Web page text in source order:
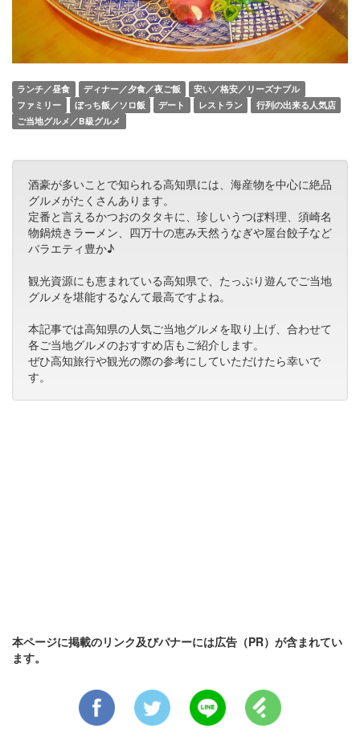
ランチ／昼食 ディナー／夕食／夜ご飯
安い／格安／リーズナブル
ファミリー
ぼっち飯／ソロ飯 デート レストラン
行列の出来る人気店
ご当地グルメ／B級グルメ
酒豪が多いことで知られる高知県には、海産物を中心に絶品
グルメがたくさんあります。
定番と言えるかつおのタタキに、珍しいうつぼ料理、須崎名
物鍋焼きラーメン、四万十の恵み天然うなぎや屋台餃子など
バラエティ豊か♪
観光資源にも恵まれている高知県で、たっぷり遊んでご当地
グルメを堪能するなんて最高ですよね。
本記事では高知県の人気ご当地グルメを取り上げ、合わせて
各ご当地グルメのおすすめ店もご紹介します。
ぜひ高知旅行や観光の際の参考にしていただけたら幸いで
す。
本ページに掲載のリンク及びバナーには広告（PR）が含まれてい
ます。